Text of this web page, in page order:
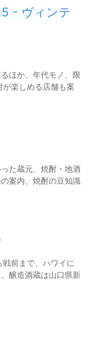
- ヴィンテ
ほか、年代モノ、限
楽しめる店舗も案
た蔵元、焼酎・地酒
案内、焼酎の豆知識
前まで、ハワイに
醸造酒蔵は山口県新